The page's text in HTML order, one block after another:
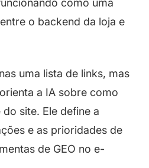
como uma
o backend da loja e
uma lista de links, mas
a IA sobre como
site. Ele define a
e as prioridades de
de GEO no e-